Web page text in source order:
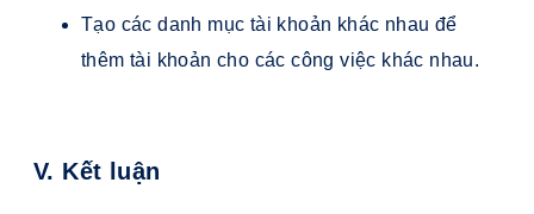
Tạo các danh mục tài khoản khác nhau để
thêm tài khoản cho các công việc khác nhau.
V. Kết luận